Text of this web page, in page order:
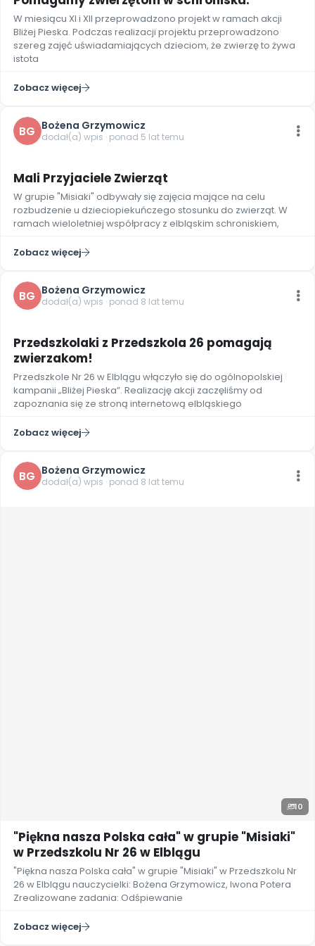
Archiwalne numery
Pomoc
Promocje
W miesiącu XI i XII przeprowadzono projekt w ramach akcji
Bliżej Pieska. Podczas realizacji projektu przeprowadzono
szereg zajęć uświadamiających dzieciom, że zwierzę to żywa
istota
Zobacz więcej
BG Bożena Grzymowicz
dodał(a) wpis · ponad 5 lat temu
Mali Przyjaciele Zwierząt
W grupie "Misiaki" odbywały się zajęcia mające na celu
rozbudzenie u dzieciopiekuńczego stosunku do zwierząt. W
ramach wieloletniej współpracy z elbląskim schroniskiem,
Zobacz więcej
BG Bożena Grzymowicz
dodał(a) wpis · ponad 8 lat temu
Przedszkolaki z Przedszkola 26 pomagają
zwierzakom!
Przedszkole Nr 26 w Elblągu włączyło się do ogólnopolskiej
kampanii „Bliżej Pieska”. Realizację akcji zaczęliśmy od
zapoznania się ze stroną internetową elbląskiego
Zobacz więcej
BG Bożena Grzymowicz
dodał(a) wpis · ponad 8 lat temu
10
"Piękna nasza Polska cała" w grupie "Misiaki"
w Przedszkolu Nr 26 w Elblągu
"Piękna nasza Polska cała" w grupie "Misiaki" w Przedszkolu Nr
26 w Elblągu nauczycielki: Bożena Grzymowicz, Iwona Potera
Zrealizowane zadania: Odśpiewanie
Zobacz więcej